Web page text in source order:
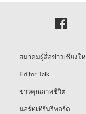
สมาคมผู้สื่อข่าวเชียงใ
Editor Talk
ข่าวคุณภาพชีวิต
นอร์ทเทิร์นรีพอร์ต